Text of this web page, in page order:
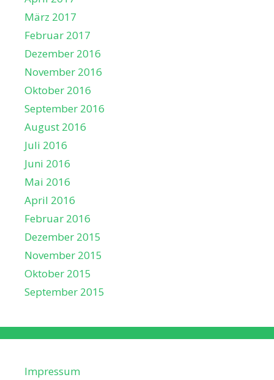
März 2017
Februar 2017
Dezember 2016
November 2016
Oktober 2016
September 2016
August 2016
Juli 2016
Juni 2016
Mai 2016
April 2016
Februar 2016
Dezember 2015
November 2015
Oktober 2015
September 2015
Impressum